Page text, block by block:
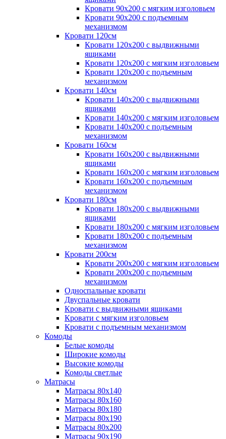
Кровати 90х200 с мягким изголовьем
Кровати 90х200 с подъемным
механизмом
Кровати 120см
Кровати 120х200 с выдвижными
ящиками
Кровати 120х200 с мягким изголовьем
Кровати 120х200 с подъемным
механизмом
Кровати 140см
Кровати 140х200 с выдвижными
ящиками
Кровати 140х200 с мягким изголовьем
Кровати 140х200 с подъемным
механизмом
Кровати 160см
Кровати 160х200 с выдвижными
ящиками
Кровати 160х200 с мягким изголовьем
Кровати 160х200 с подъемным
механизмом
Кровати 180см
Кровати 180х200 с выдвижными
ящиками
Кровати 180х200 с мягким изголовьем
Кровати 180х200 с подъемным
механизмом
Кровати 200см
Кровати 200х200 с мягким изголовьем
Кровати 200х200 с подъемным
механизмом
Односпальные кровати
Двуспальные кровати
Кровати с выдвижными ящиками
Кровати с мягким изголовьем
Кровати с подъемным механизмом
Комоды
Белые комоды
Широкие комоды
Высокие комоды
Комоды светлые
Матрасы
Матрасы 80х140
Матрасы 80х160
Матрасы 80х180
Матрасы 80х190
Матрасы 80х200
Матрасы 90х190